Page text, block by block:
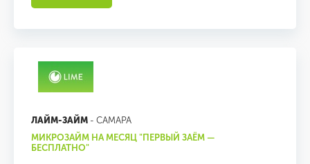
ЛАЙМ-ЗАЙМ - САМАРА
МИКРОЗАЙМ НА МЕСЯЦ "ПЕРВЫЙ ЗАЁМ —
БЕСПЛАТНО"